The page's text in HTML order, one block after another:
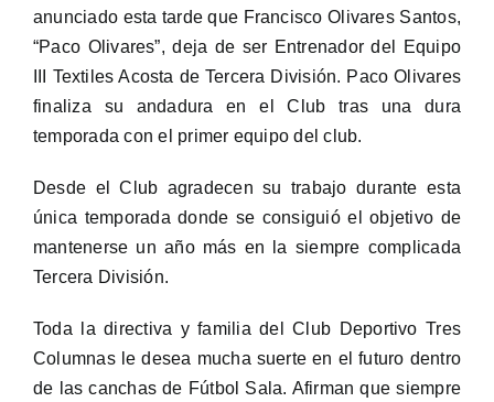
anunciado esta tarde que Francisco Olivares Santos,
“Paco Olivares”, deja de ser Entrenador del Equipo
III Textiles Acosta de Tercera División. Paco Olivares
finaliza su andadura en el Club tras una dura
temporada con el primer equipo del club.
Desde el Club agradecen su trabajo durante esta
única temporada donde se consiguió el objetivo de
mantenerse un año más en la siempre complicada
Tercera División.
Toda la directiva y familia del Club Deportivo Tres
Columnas le desea mucha suerte en el futuro dentro
de las canchas de Fútbol Sala. Afirman que siempre